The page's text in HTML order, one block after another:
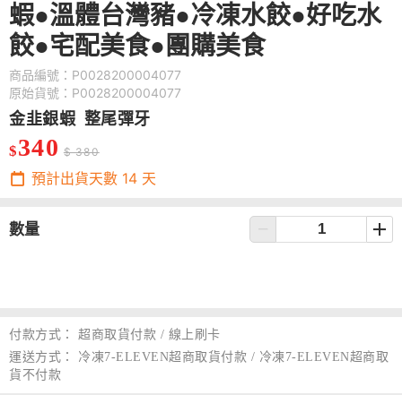
蝦●溫體台灣豬●冷凍水餃●好吃水
餃●宅配美食●團購美食
商品編號：P0028200004077
原始貨號：P0028200004077
金韭銀蝦 整尾彈牙
$340 $ 380
預計出貨天數 14 天
數量
付款方式：
超商取貨付款 / 線上刷卡
運送方式：
冷凍7-ELEVEN超商取貨付款 / 冷凍7-ELEVEN超商取
貨不付款